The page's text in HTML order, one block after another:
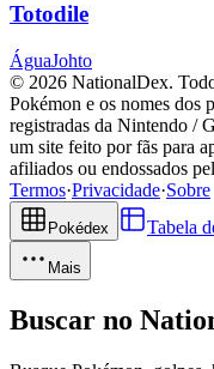
Totodile
ÁguaJohto
© 2026 NationalDex.
Pokémon e os nomes dos
registradas da Nintendo /
um site feito por fãs para
afiliados ou endossados
Termos·Privacidade·Sobre
Pokédex Tabela
Mais
Buscar no